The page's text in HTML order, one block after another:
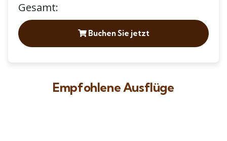
Gesamt:
Buchen Sie jetzt
Empfohlene Ausflüge